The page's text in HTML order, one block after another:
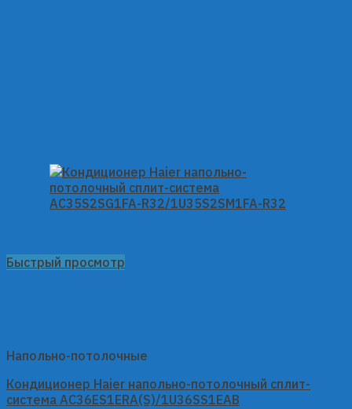
Быстрый просмотр
Напольно-потолочные
Кондиционер Haier напольно-потолочный сплит-
система AC36ES1ERA(S)/1U36SS1EAB